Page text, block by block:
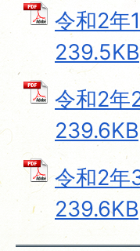
令和2年
令和2年
令和2年